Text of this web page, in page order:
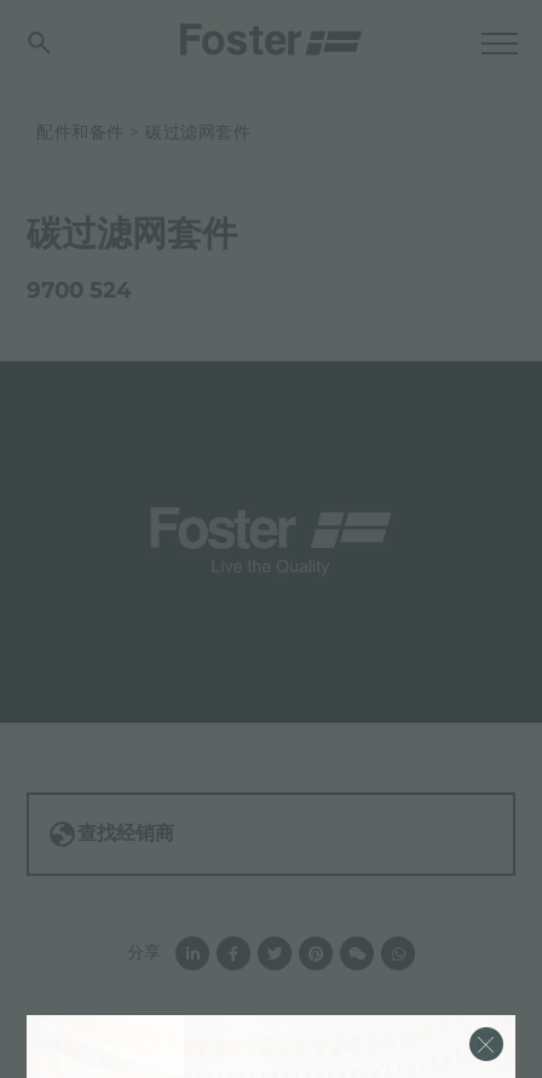
配件和备件 碳过滤网套件
碳过滤网套件
9700 524
查找经销商
分享